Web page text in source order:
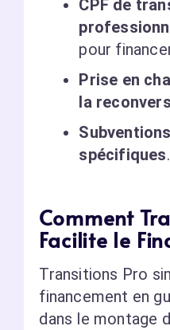
CPF de
pour
Prise en
la
spécifiques.
Comment
Facilite le
Transitions Pro
financement en
dans le montage